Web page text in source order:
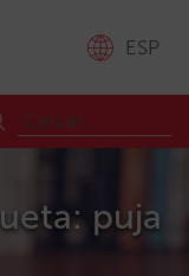
ESP
puja